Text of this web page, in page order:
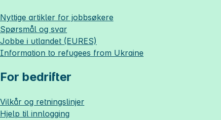
Nyttige artikler for jobbsøkere
Spørsmål og svar
Jobbe i utlandet (EURES)
Information to refugees from Ukraine
For bedrifter
Vilkår og retningslinjer
Hjelp til innlogging